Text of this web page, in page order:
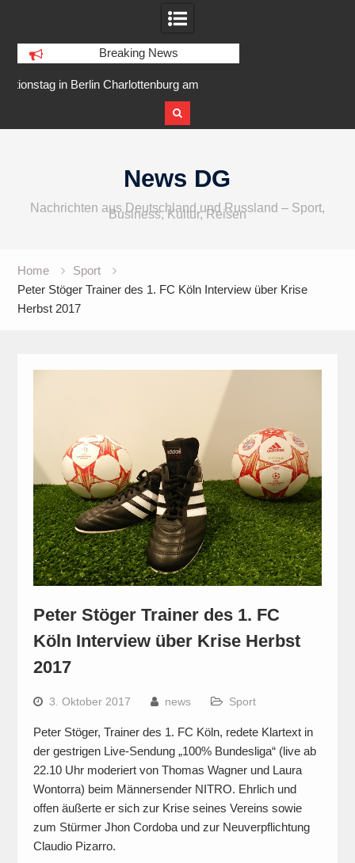
Breaking News
am
IFA 2026 Audio wird größer,
internationaler und vielfältiger
News DG
Nachrichten aus Deutschland und Russland – Sport,
Business, Kultur, Reisen
Home
Sport
Peter Stöger Trainer des 1. FC Köln Interview über Krise
Herbst 2017
Peter Stöger Trainer des 1. FC
Köln Interview über Krise Herbst
2017
3. Oktober 2017 news Sport
Peter Stöger, Trainer des 1. FC Köln, redete Klartext in
der gestrigen Live-Sendung „100% Bundesliga“ (live ab
22.10 Uhr moderiert von Thomas Wagner und Laura
Wontorra) beim Männersender NITRO. Ehrlich und
offen äußerte er sich zur Krise seines Vereins sowie
zum Stürmer Jhon Cordoba und zur Neuverpflichtung
Claudio Pizarro.